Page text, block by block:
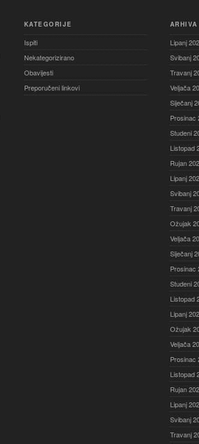
KATEGORIJE
Ispiti
Nekategorizirano
Obavijesti
Preporučeni linkovi
ARHIVA
Lipanj
Svibanj
Travanj
Veljača
Siječanj
Prosinac
Studeni
Listopad
Rujan
Lipanj
Svibanj
Travanj
Ožujak
Veljača
Siječanj
Prosinac
Studeni
Listopad
Lipanj
Ožujak
Veljača
Prosinac
Listopad
Rujan
Lipanj
Svibanj
Travanj